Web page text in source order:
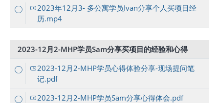
2023年12月3- 多公寓学员Ivan分享个人买项目经
历.mp4
2023-12月2-MHP学员Sam分享买项目的经验和心得
2023-12月2-MHP学员心得体验分享-现场提问笔
记.pdf
2023-12月2-MHP学员Sam分享心得体会.pdf